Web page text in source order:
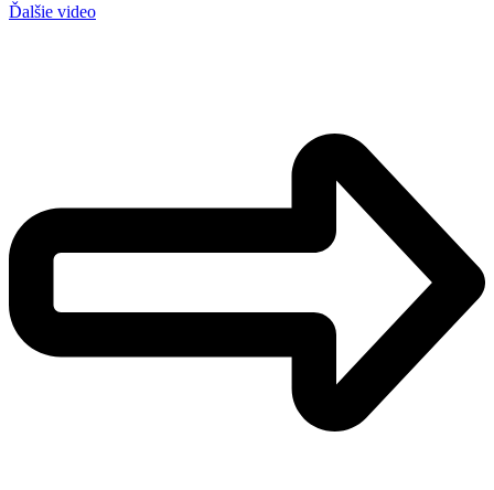
Ďalšie video